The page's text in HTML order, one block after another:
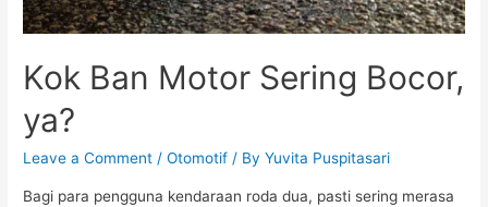
Kok Ban Motor Sering Bocor,
ya?
Leave a Comment /Otomotif / ByYuvita Puspitasari
Bagi para pengguna kendaraan roda dua, pasti sering merasa